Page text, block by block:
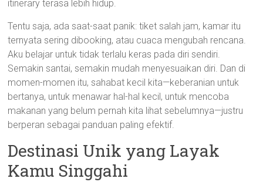
itinerary terasa lebih hidup.
Tentu saja, ada saat-saat panik: tiket salah jam, kamar itu
ternyata sering dibooking, atau cuaca mengubah rencana.
Aku belajar untuk tidak terlalu keras pada diri sendiri.
Semakin santai, semakin mudah menyesuaikan diri. Dan di
momen-momen itu, sahabat kecil kita—keberanian untuk
bertanya, untuk menawar hal-hal kecil, untuk mencoba
makanan yang belum pernah kita lihat sebelumnya—justru
berperan sebagai panduan paling efektif.
Destinasi Unik yang Layak
Kamu Singgahi